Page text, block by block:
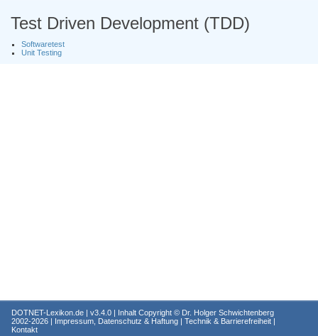
Test Driven Development (TDD)
Softwaretest
Unit Testing
DOTNET-Lexikon.de | v3.4.0 | Inhalt Copyright © Dr. Holger Schwichtenberg
2002-2026 | Impressum, Datenschutz & Haftung | Technik & Barrierefreiheit |
Kontakt